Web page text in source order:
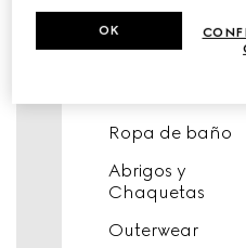
Shorts
Denim
Ropa de baño
Abrigos y
Chaquetas
Outerwear
OK